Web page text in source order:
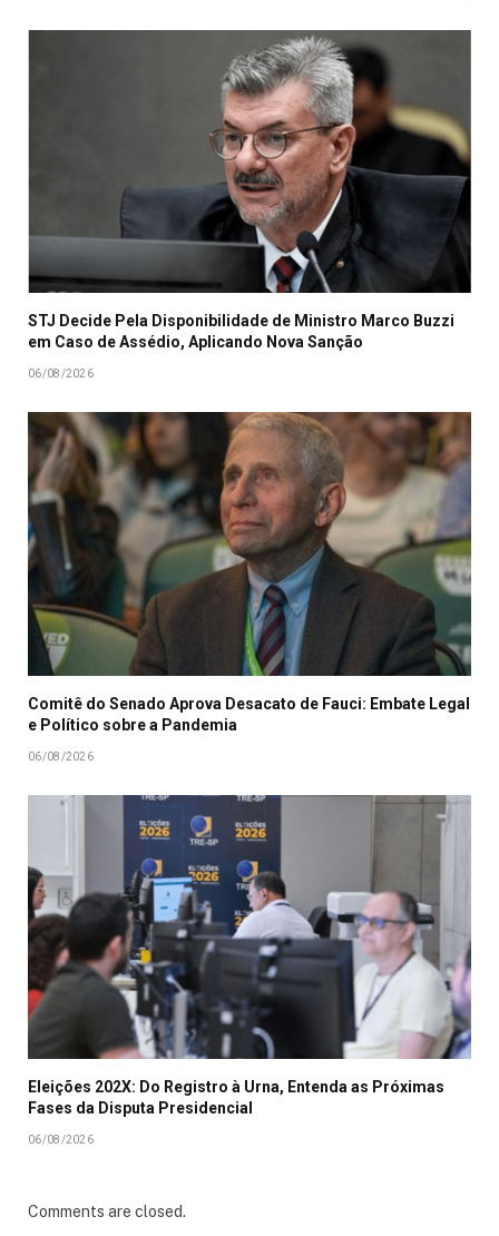
STJ Decide Pela Disponibilidade de Ministro Marco Buzzi
em Caso de Assédio, Aplicando Nova Sanção
06/08/2026
Comitê do Senado Aprova Desacato de Fauci: Embate Legal
e Político sobre a Pandemia
06/08/2026
Eleições 202X: Do Registro à Urna, Entenda as Próximas
Fases da Disputa Presidencial
06/08/2026
Comments are closed.